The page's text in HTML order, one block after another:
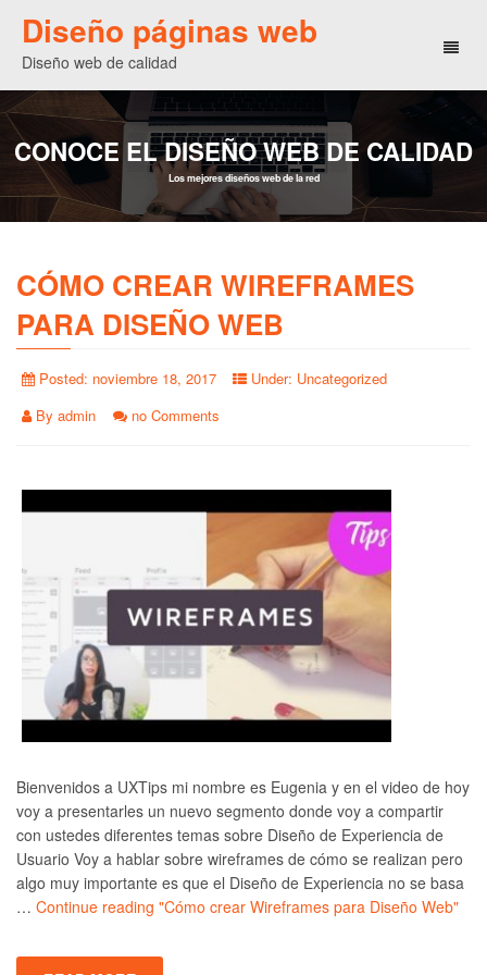
Diseño páginas web
Diseño web de calidad
CONOCE EL DISEÑO WEB DE CALIDAD
Los mejores diseños web de la red
CÓMO CREAR WIREFRAMES
PARA DISEÑO WEB
Posted: noviembre 18, 2017 Under: Uncategorized
By admin no Comments
Bienvenidos a UXTips mi nombre es Eugenia y en el video de hoy
voy a presentarles un nuevo segmento donde voy a compartir
con ustedes diferentes temas sobre Diseño de Experiencia de
Usuario Voy a hablar sobre wireframes de cómo se realizan pero
algo muy importante es que el Diseño de Experiencia no se basa
… Continue reading "Cómo crear Wireframes para Diseño Web"